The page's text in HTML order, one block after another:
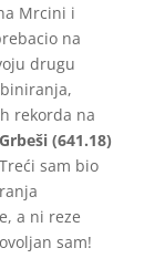
Mrcini i
na
drugu
rekorda na
(641.18)
sam bio
a ni reze
sam!